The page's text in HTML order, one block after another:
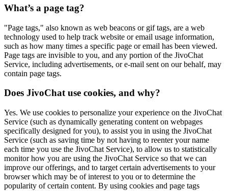
What’s a page tag?
"Page tags," also known as web beacons or gif tags, are a web
technology used to help track website or email usage information,
such as how many times a specific page or email has been viewed.
Page tags are invisible to you, and any portion of the JivoChat
Service, including advertisements, or e-mail sent on our behalf, may
contain page tags.
Does JivoChat use cookies, and why?
Yes. We use cookies to personalize your experience on the JivoChat
Service (such as dynamically generating content on webpages
specifically designed for you), to assist you in using the JivoChat
Service (such as saving time by not having to reenter your name
each time you use the JivoChat Service), to allow us to statistically
monitor how you are using the JivoChat Service so that we can
improve our offerings, and to target certain advertisements to your
browser which may be of interest to you or to determine the
popularity of certain content. By using cookies and page tags